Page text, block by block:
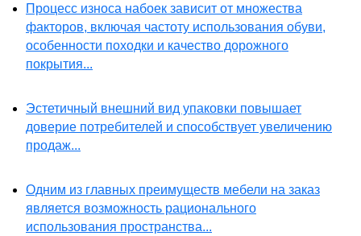
Процесс износа набоек зависит от множества
факторов, включая частоту использования обуви,
особенности походки и качество дорожного
покрытия...
Эстетичный внешний вид упаковки повышает
доверие потребителей и способствует увеличению
продаж...
Одним из главных преимуществ мебели на заказ
является возможность рационального
использования пространства...